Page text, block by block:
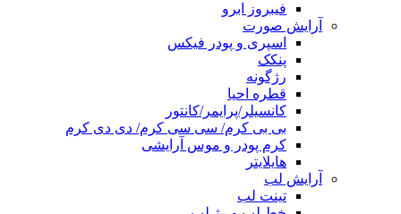
فیبروز ابرو
آرایش صورت
اسپری و پودر فیکس
پنکک
رژگونه
قطره احیا
کانسیلر/پرایمر/کانتور
بی بی کرم/ سی سی کرم/ دی دی کرم
کرم پودر و موس آرایشی
هایلایتر
آرایش لب
تینت لب